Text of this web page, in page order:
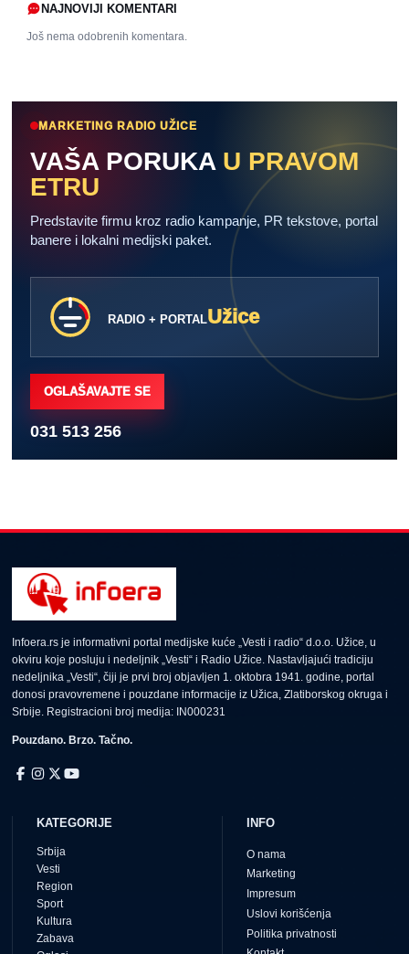
NAJNOVIJI KOMENTARI
Još nema odobrenih komentara.
MARKETING RADIO UŽICE
VAŠA PORUKA U PRAVOM
ETRU
Predstavite firmu kroz radio kampanje, PR tekstove, portal
banere i lokalni medijski paket.
RADIO + PORTALUžice
OGLAŠAVAJTE SE
031 513 256
Infoera.rs je informativni portal medijske kuće „Vesti i radio“ d.o.o. Užice, u
okviru koje posluju i nedeljnik „Vesti“ i Radio Užice. Nastavljajući tradiciju
nedeljnika „Vesti“, čiji je prvi broj objavljen 1. oktobra 1941. godine, portal
donosi pravovremene i pouzdane informacije iz Užica, Zlatiborskog okruga i
Srbije. Registracioni broj medija: IN000231
Pouzdano. Brzo. Tačno.
KATEGORIJE
Srbija
Vesti
Region
Sport
Kultura
Zabava
INFO
O nama
Marketing
Impresum
Uslovi korišćenja
Politika privatnosti